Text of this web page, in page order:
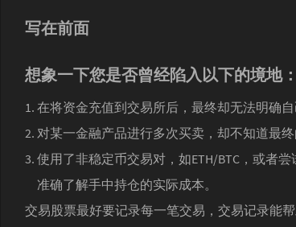
写在前面
想象一下您是否曾经陷入以下的境地：
在将资金充值到交易所后，最终却无法明确
对某一金融产品进行多次买卖，却不知道最
使用了非稳定币交易对，如ETH/BTC，或者
准确了解手中持仓的实际成本。
交易股票最好要记录每一笔交易，交易记录能